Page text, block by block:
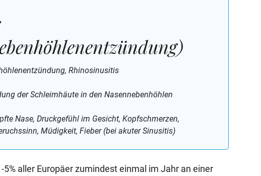
Rhinosinusitis
der Schleimhäute in den Nasennebenhöhlen
Nase, Druckgefühl im Gesicht, Kopfschmerzen,
Müdigkeit, Fieber (bei akuter Sinusitis)
5% aller Europäer zumindest einmal im Jahr an einer